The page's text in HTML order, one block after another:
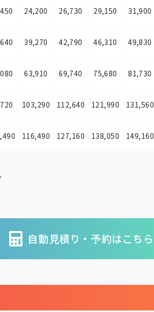
24,200 26,730 29,150 31,900
39,270 42,790 46,310 49,830
63,910 69,740 75,680 81,730
103,290 112,640 121,990 131,560
116,490 127,160 138,050 149,160
自動見積り・予約はこちら